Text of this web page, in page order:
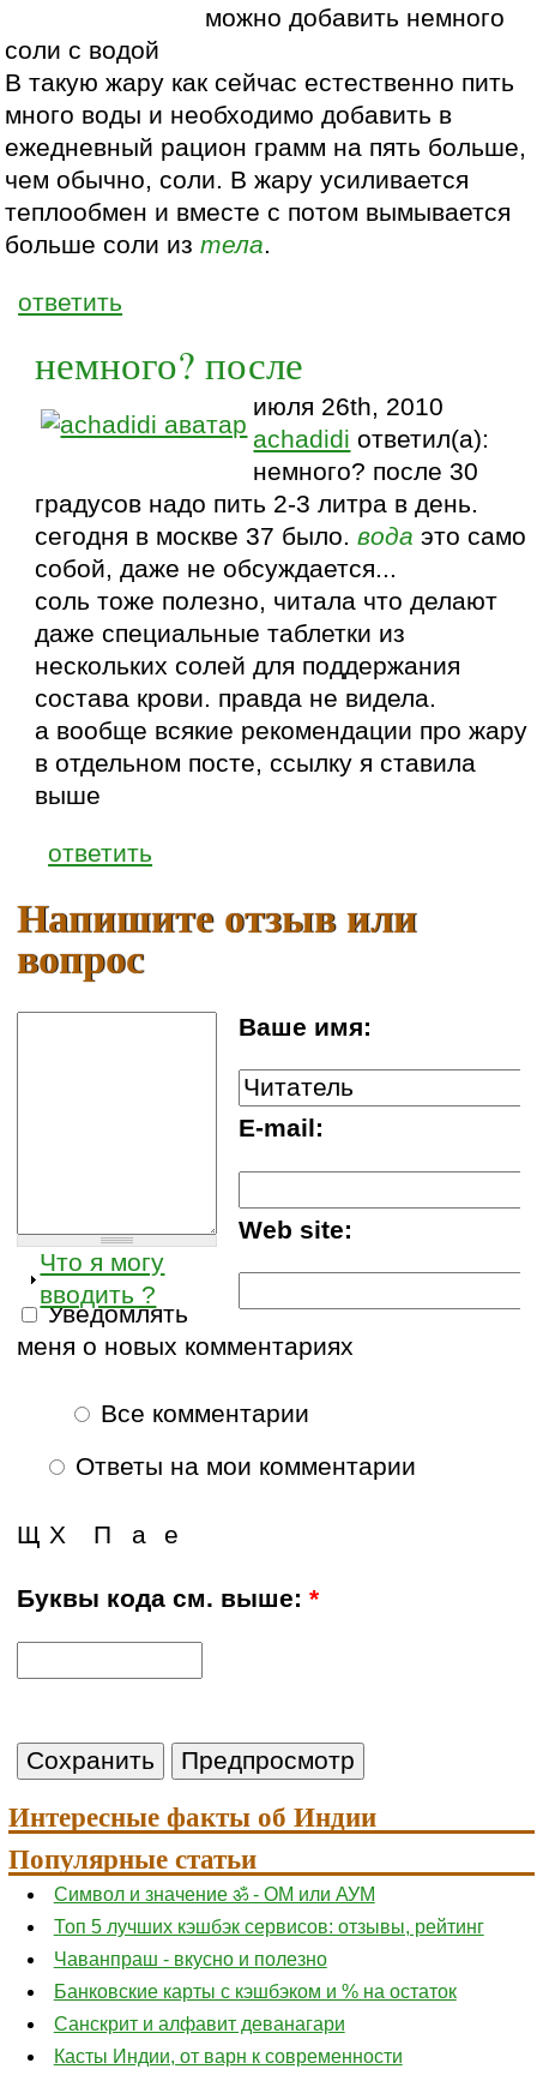
можно добавить немного
соли с водой
В такую жару как сейчас естественно пить
много воды и необходимо добавить в
ежедневный рацион грамм на пять больше,
чем обычно, соли. В жару усиливается
теплообмен и вместе с потом вымывается
больше соли изтела.
ответить
немного? после
июля 26th, 2010
achadidi ответил(а):
немного? после 30
градусов надо пить 2-3 литра в день.
сегодня в москве 37 было.вода это само
собой, даже не обсуждается...
соль тоже полезно, читала что делают
даже специальные таблетки из
нескольких солей для поддержания
состава крови. правда не видела.
а вообще всякие рекомендации про жару
в отдельном посте, ссылку я ставила
выше
ответить
Напишите отзыв или
вопрос
Ваше имя:
E-mail:
Web site:
Что я могу
вводить ?
Уведомлять
меня о новых комментариях
Все комментарии
Ответы на мои комментарии
а
П
Щ Х е
Буквы кода см. выше:*
Интересные факты об Индии
Популярные статьи
Символ и значение ॐ - ОМ или АУМ
Топ 5 лучших кэшбэк сервисов: отзывы, рейтинг
Чаванпраш - вкусно и полезно
Банковские карты с кэшбэком и % на остаток
Санскрит и алфавит деванагари
Касты Индии, от варн к современности